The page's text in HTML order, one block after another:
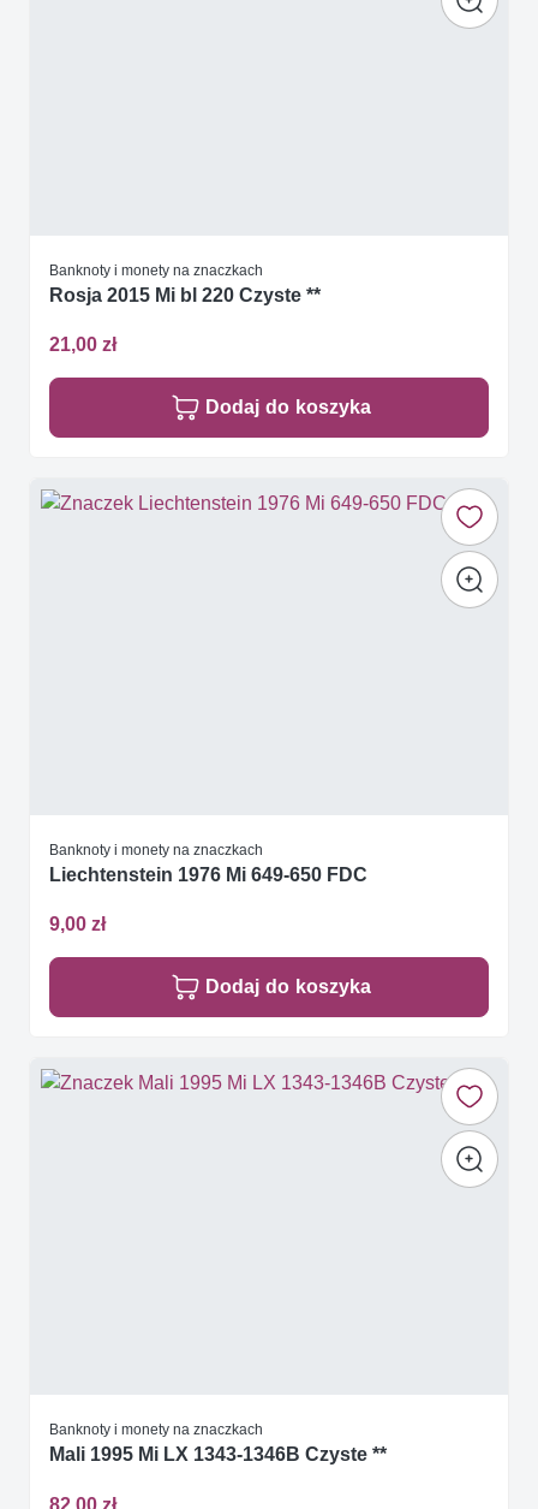
Banknoty i monety na znaczkach
Rosja 2015 Mi bl 220 Czyste **
21,00 zł
Dodaj do koszyka
Banknoty i monety na znaczkach
Liechtenstein 1976 Mi 649-650 FDC
9,00 zł
Dodaj do koszyka
Banknoty i monety na znaczkach
Mali 1995 Mi LX 1343-1346B Czyste **
82,00 zł